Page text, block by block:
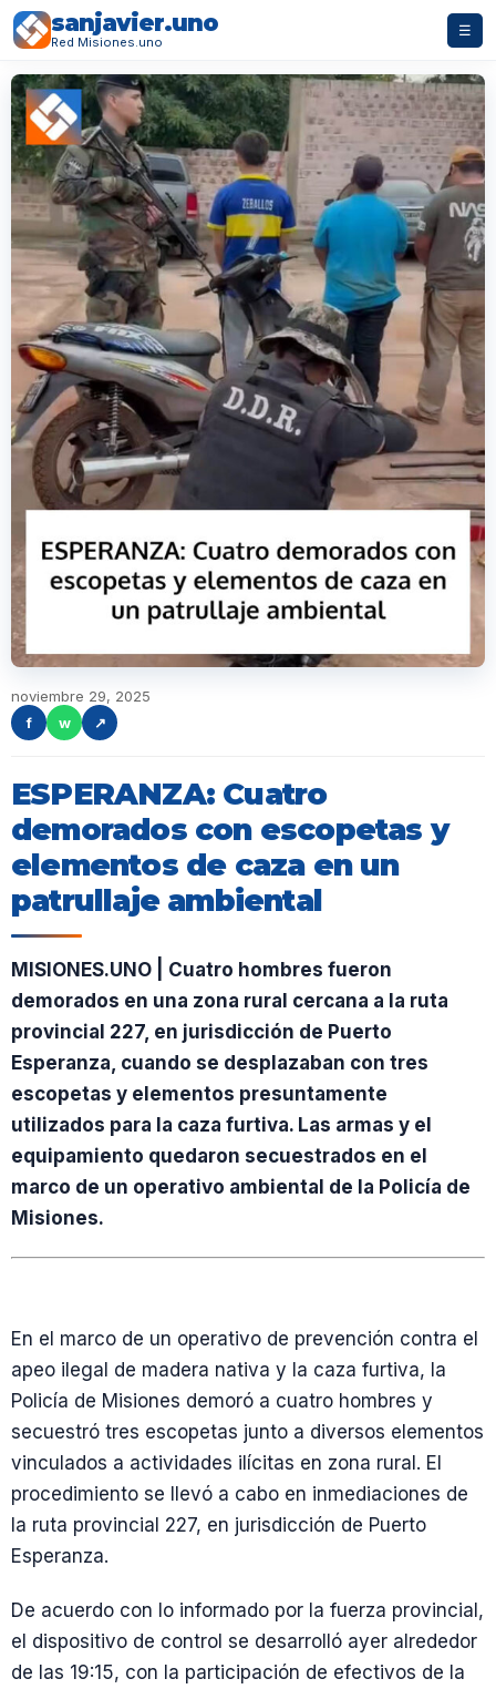
sanjavier.uno
Red Misiones.uno
☰
noviembre 29, 2025
f
w ↗
ESPERANZA: Cuatro
demorados con escopetas y
elementos de caza en un
patrullaje ambiental
MISIONES.UNO | Cuatro hombres fueron
demorados en una zona rural cercana a la ruta
provincial 227, en jurisdicción de Puerto
Esperanza, cuando se desplazaban con tres
escopetas y elementos presuntamente
utilizados para la caza furtiva. Las armas y el
equipamiento quedaron secuestrados en el
marco de un operativo ambiental de la Policía de
Misiones.
En el marco de un operativo de prevención contra el
apeo ilegal de madera nativa y la caza furtiva, la
Policía de Misiones demoró a cuatro hombres y
secuestró tres escopetas junto a diversos elementos
vinculados a actividades ilícitas en zona rural. El
procedimiento se llevó a cabo en inmediaciones de
la ruta provincial 227, en jurisdicción de Puerto
Esperanza.
De acuerdo con lo informado por la fuerza provincial,
el dispositivo de control se desarrolló ayer alrededor
de las 19:15, con la participación de efectivos de la